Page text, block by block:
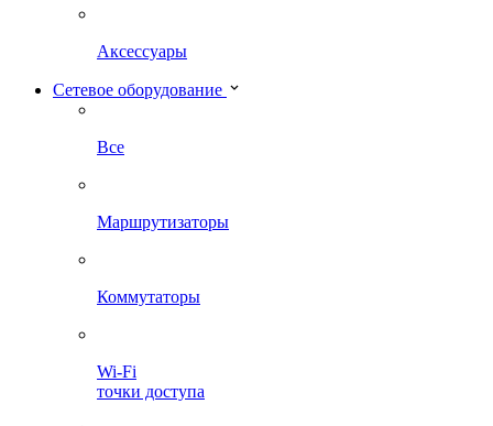
Аксессуары
Сетевое оборудование
Все
Маршрутизаторы
Коммутаторы
Wi-Fi
точки доступа